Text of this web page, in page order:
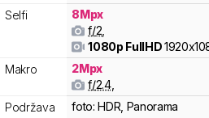
Selfi
8Mpx
f/2
1080p FullHD
Makro
2Mpx
f/2.4,
Podržava
foto: HDR, Panorama